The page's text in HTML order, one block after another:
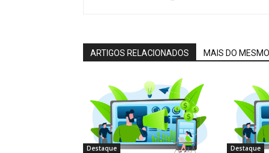
ARTIGOS RELACIONADOS MAIS DO
Destaque Destaque